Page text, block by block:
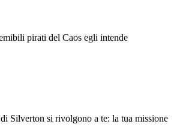
pirati del Caos egli intende
Silverton si rivolgono a te: la tua missione